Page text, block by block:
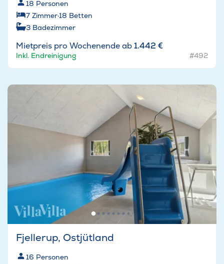
18 Personen
7 Zimmer·18 Betten
3 Badezimmer
Mietpreis pro Wochenende ab1.442 €
Inkl. Endreinigung #492
Fjellerup, Ostjütland
16 Personen